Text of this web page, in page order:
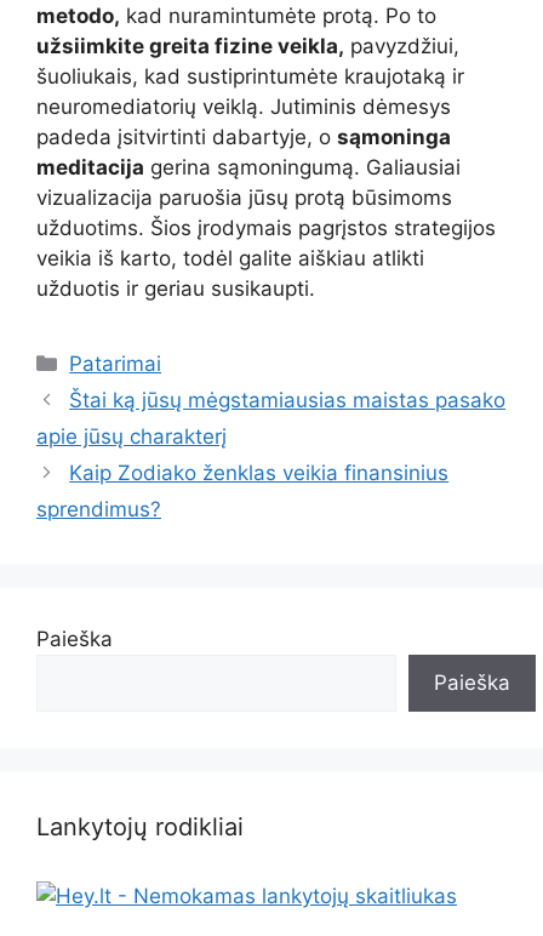
metodo, kad nuramintumėte protą. Po to
užsiimkite greita fizine veikla, pavyzdžiui,
šuoliukais, kad sustiprintumėte kraujotaką ir
neuromediatorių veiklą. Jutiminis dėmesys
padeda įsitvirtinti dabartyje, o sąmoninga
meditacija gerina sąmoningumą. Galiausiai
vizualizacija paruošia jūsų protą būsimoms
užduotims. Šios įrodymais pagrįstos strategijos
veikia iš karto, todėl galite aiškiau atlikti
užduotis ir geriau susikaupti.
Kategorijos
Patarimai
Štai ką jūsų mėgstamiausias maistas pasako
apie jūsų charakterį
Kaip Zodiako ženklas veikia finansinius
sprendimus?
Paieška
Paieška
Lankytojų rodikliai